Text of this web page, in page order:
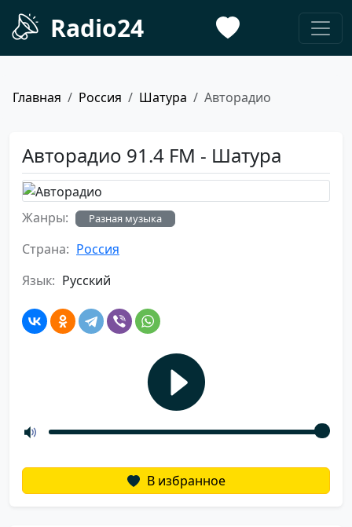
Radio24
Главная Россия Шатура Авторадио
Авторадио 91.4 FM - Шатура
Жанры: Разная музыка
Страна: Россия
Язык: Русский
В избранное